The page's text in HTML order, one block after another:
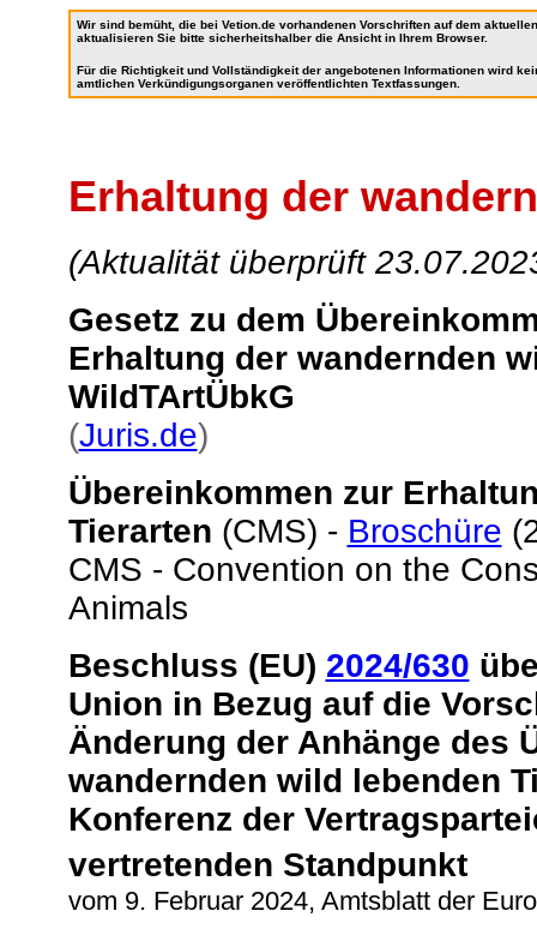
Wir sind bemüht, die bei Vetion.de vorhandenen Vorschriften auf dem
aktualisieren Sie bitte sicherheitshalber die Ansicht in Ihrem Browser.
Für die Richtigkeit und Vollständigkeit der angebotenen Informationen wird
amtlichen Verkündigungsorganen veröffentlichten Textfassungen.
Erhaltung der
(Aktualität überprüft
Gesetz zu dem
Erhaltung der wandernden
WildTArtÜbkG
(Juris.de)
Übereinkommen zur
Tierarten (CMS) - Broschüre
CMS - Convention on the
Animals
Beschluss (EU) 2024/630
Union in Bezug auf die
Änderung der Anhänge des
wandernden wild lebenden
Konferenz der
vertretenden Standpunkt
vom 9. Februar 2024, Amtsblatt der